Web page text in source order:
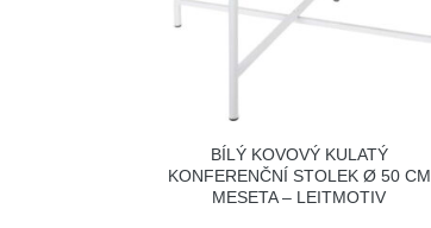
BÍLÝ KOVOVÝ KULATÝ
KONFERENČNÍ STOLEK Ø 50 CM
MESETA – LEITMOTIV